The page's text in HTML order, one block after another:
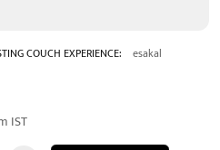
COUCH EXPERIENCE: esakal
IST